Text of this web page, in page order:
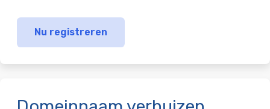
Nu registreren